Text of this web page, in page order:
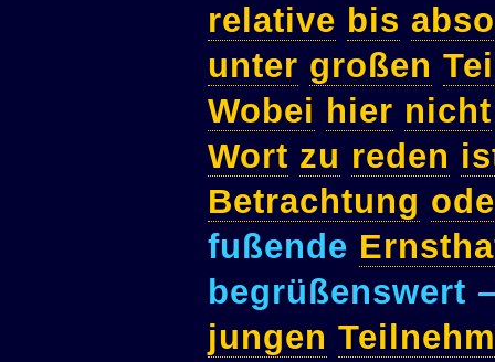
relative bis
unter großen
Wobei hier nicht
Wort zu reden
Betrachtung
fußende
begrüßenswert
jungen